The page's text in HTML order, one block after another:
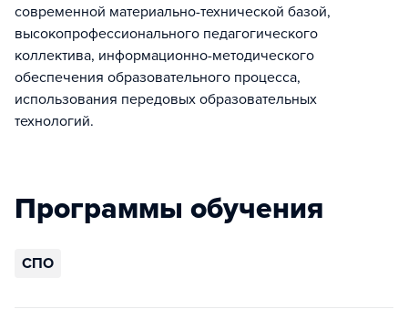
современной материально-технической базой,
высокопрофессионального педагогического
коллектива, информационно-методического
обеспечения образовательного процесса,
использования передовых образовательных
технологий.
Программы обучения
СПО